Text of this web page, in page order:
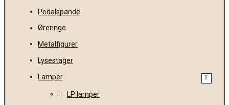
Pedalspande
Øreringe
Metalfigurer
Lysestager
Lamper
LP lamper